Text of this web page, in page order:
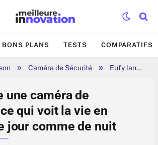
BONS PLANS TESTS COMPARATIFS
» Caméra de Sécurité » Eufy lance une caméra de surveillance qui voit la vie en couleur de jour comme de nuit
une caméra de
qui voit la vie en
jour comme de nuit